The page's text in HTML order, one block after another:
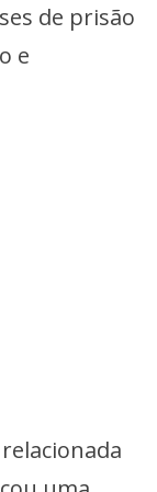
de prisão
e